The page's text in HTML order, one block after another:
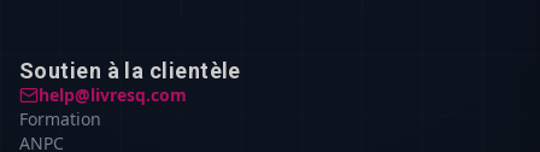
Soutien à la clientèle
help@livresq.com
Formation
ANPC